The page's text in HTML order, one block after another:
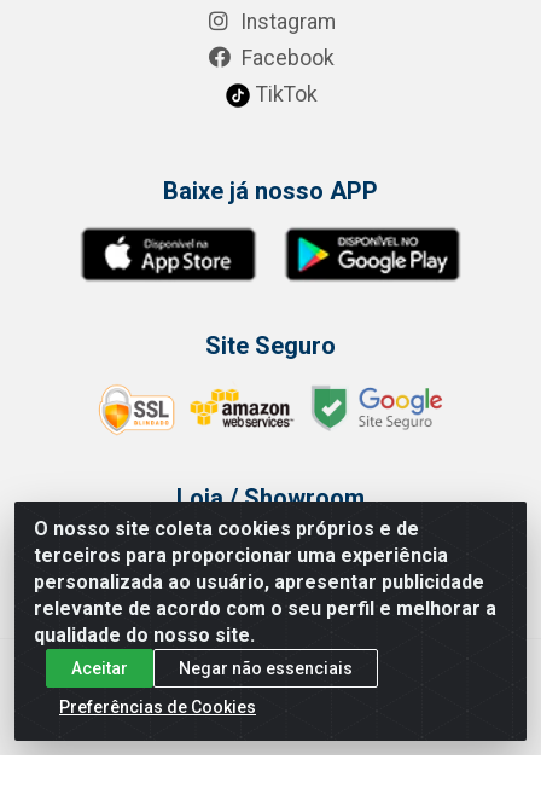
O nosso site coleta cookies próprios e de
terceiros para proporcionar uma experiência
personalizada ao usuário, apresentar publicidade
relevante de acordo com o seu perfil e melhorar a
qualidade do nosso site.
Aceitar
Negar não essenciais
Preferências de Cookies
Instagram
Facebook
TikTok
Baixe já nosso APP
Site Seguro
Loja / Showroom
Tel.: (11) 3314 6400
Av Vautier, 468 - Pari - São Paulo/SP
Issam Importação e Exportação LTDA - Av. Vautier, 468 - Pari, São
Paulo/ SP - CEP 03032-000 - CNPJ 00.327.385/0003-68